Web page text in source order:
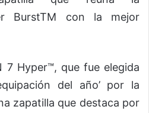
BurstTM con la mejor
7 Hyper™, que fue elegida
del año’ por la
zapatilla que destaca por